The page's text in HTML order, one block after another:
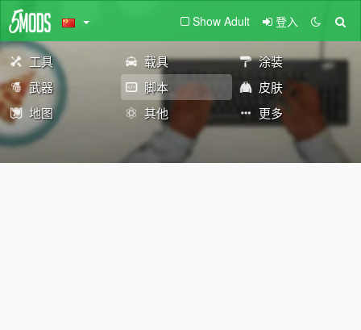
Show Adult 登入
工具 载具
涂装
武器
脚本
皮肤
地图
其他 更多